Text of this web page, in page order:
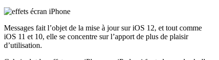
Messages fait l’objet de la mise à jour sur iOS 12, et tout comme
iOS 11 et 10, elle se concentre sur l’apport de plus de plaisir
d’utilisation.